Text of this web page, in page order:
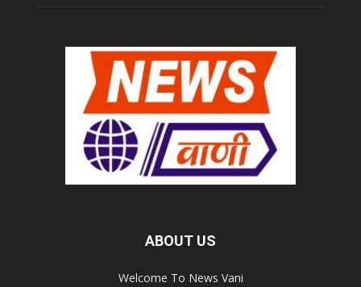
ABOUT US
Welcome To News Vani